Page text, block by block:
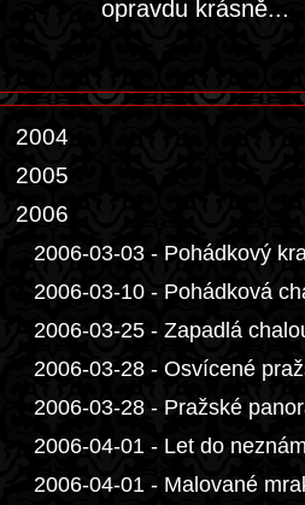
opravdu krásně...
2004
2005
2006
2006-03-03 - Pohádkový
2006-03-10 - Pohádková
2006-03-25 - Zapadlá
2006-03-28 - Osvícené
2006-03-28 - Pražské
2006-04-01 - Let do
2006-04-01 - Malované